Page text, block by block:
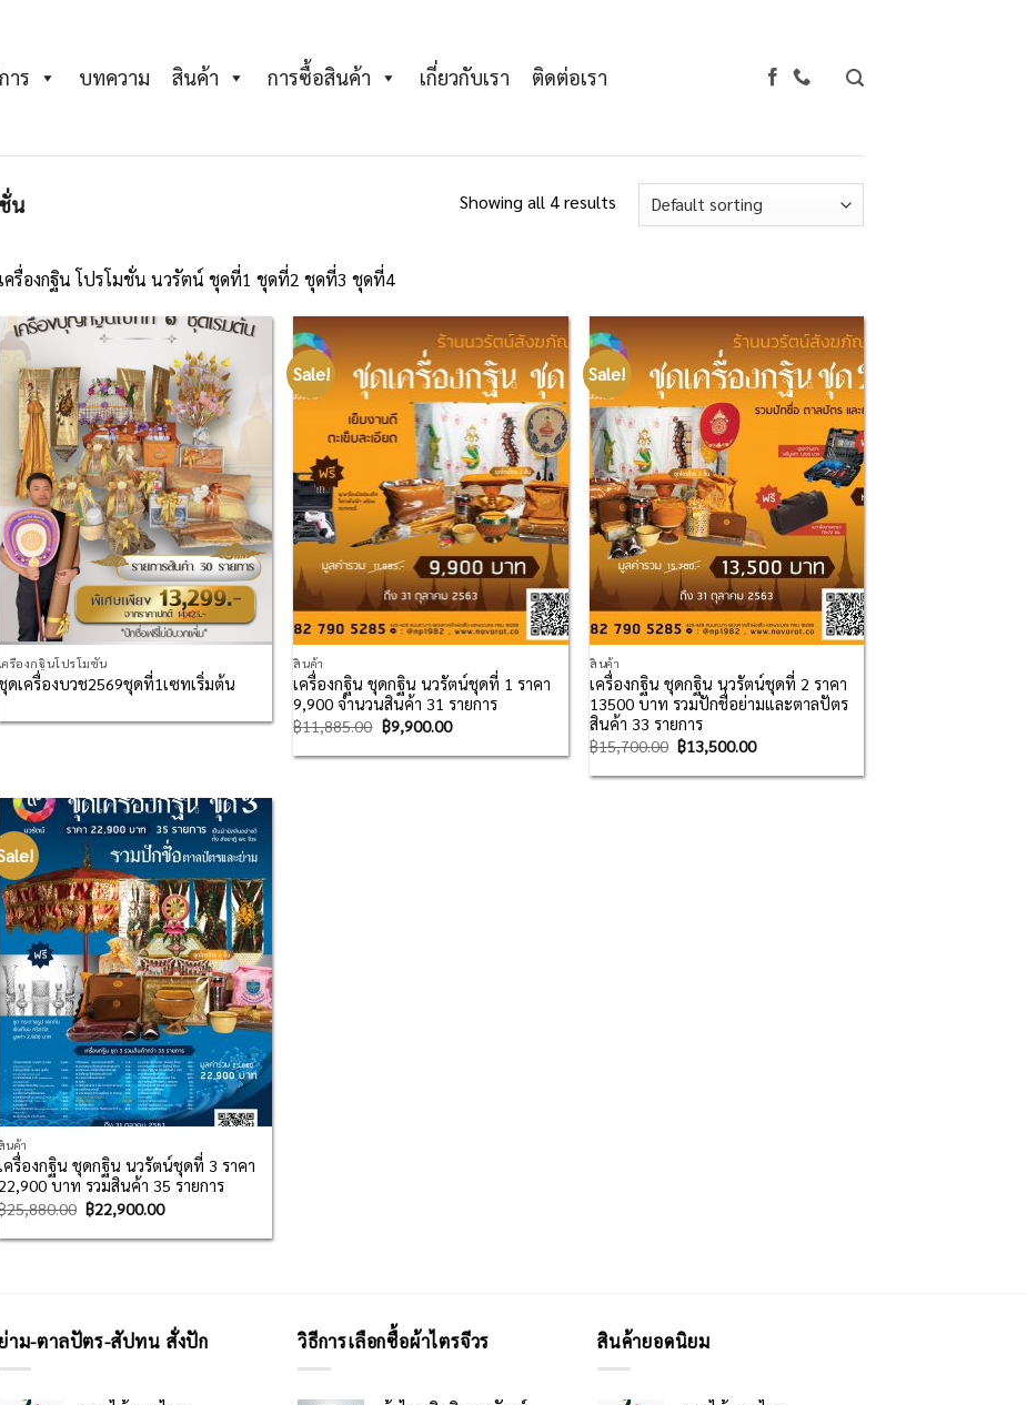
าร บทความ สินค้า การซื้อสินค้า เกี่ยวกับเรา ติดต่อเรา
น Showing all 4 results
เครื่องกฐิน โปรโมชั่น นวรัตน์ ชุดที่1 ชุดที่2 ชุดที่3 ชุดที่4
Add to
Wishlist
เครื่องกฐินโปรโมชั่น
ดเครื่องบวช2569ชุดที่1เซทเริ่มต้น
Sale!
Add to
Wishlist
สินค้า
เครื่องกฐิน ชุดกฐิน นวรัตน์ชุดที่ 1 ราคา
9,900 จำนวนสินค้า 31 รายการ
฿11,885.00 ฿9,900.00
Sale!
Add to
Wishlist
สินค้า
เครื่องกฐิน ชุดกฐิน นวรัตน์ชุดที่ 2 ราคา
13500 บาท รวมปักชื่อย่ามและตาลปัตร
สินค้า 33 รายการ
฿15,700.00 ฿13,500.00
Add to
Wishlist
นค้า
ครื่องกฐิน ชุดกฐิน นวรัตน์ชุดที่ 3 ราคา
22,900 บาท รวมสินค้า 35 รายการ
25,880.00 ฿22,900.00
าม-ตาลปัตร-สัปทน สั่งปัก วิธีการเลือกซื้อผ้าไตรจีวร สินค้ายอดนิยม